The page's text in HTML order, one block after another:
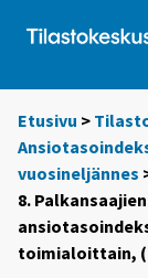
Etusivu >
vuosineljännes
8. Palkansaajien
toimialoittain,